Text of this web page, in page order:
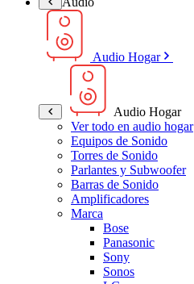
Audio Hogar
Audio Hogar
Ver todo en audio hogar
Equipos de Sonido
Torres de Sonido
Parlantes y Subwoofer
Barras de Sonido
Amplificadores
Marca
Bose
Panasonic
Sony
Sonos